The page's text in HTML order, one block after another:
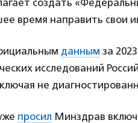
создать
время направить свои
данным за
исследований
не
просил Минздрав